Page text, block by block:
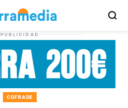
PUBLICIDAD
COFRADE